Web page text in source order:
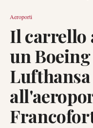
Aeroporti
Il carrello
un
Lufthansa